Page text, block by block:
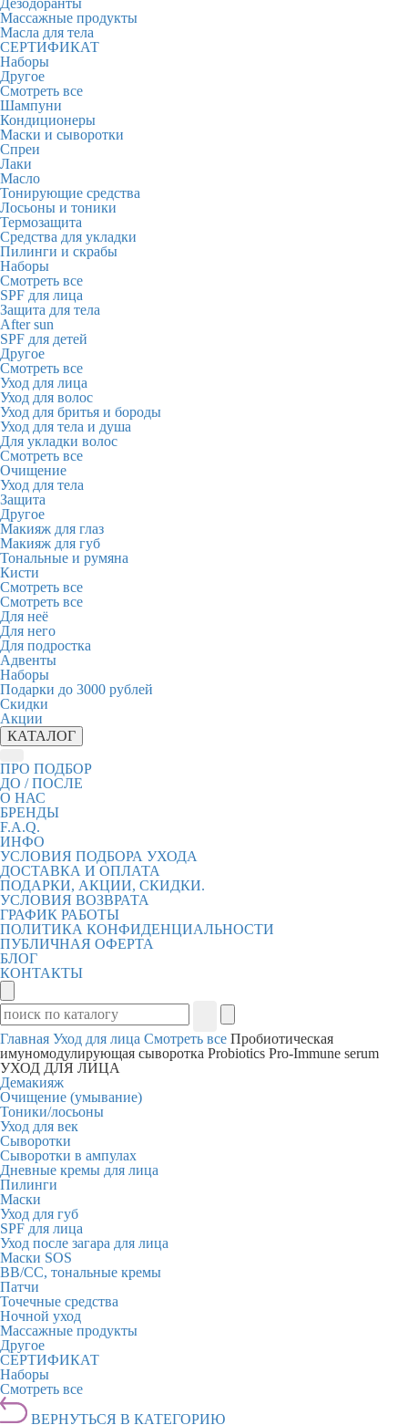
Дезодоранты
Массажные продукты
Масла для тела
СЕРТИФИКАТ
Наборы
Другое
Смотреть все
Шампуни
Кондиционеры
Маски и сыворотки
Спреи
Лаки
Масло
Тонирующие средства
Лосьоны и тоники
Термозащита
Средства для укладки
Пилинги и скрабы
Наборы
Смотреть все
SPF для лица
Защита для тела
After sun
SPF для детей
Другое
Смотреть все
Уход для лица
Уход для волос
Уход для бритья и бороды
Уход для тела и душа
Для укладки волос
Смотреть все
Очищение
Уход для тела
Защита
Другое
Макияж для глаз
Макияж для губ
Тональные и румяна
Кисти
Смотреть все
Смотреть все
Для неё
Для него
Для подростка
Адвенты
Наборы
Подарки до 3000 рублей
Скидки
Акции
КАТАЛОГ
ПРО ПОДБОР
ДО / ПОСЛЕ
О НАС
БРЕНДЫ
F.A.Q.
ИНФО
УСЛОВИЯ ПОДБОРА УХОДА
ДОСТАВКА И ОПЛАТА
ПОДАРКИ, АКЦИИ, СКИДКИ.
УСЛОВИЯ ВОЗВРАТА
ГРАФИК РАБОТЫ
ПОЛИТИКА КОНФИДЕНЦИАЛЬНОСТИ
ПУБЛИЧНАЯ ОФЕРТА
БЛОГ
КОНТАКТЫ
Главная Уход для лица Смотреть все Пробиотическая
имуномодулирующая сыворотка Probiotics Pro-Immune serum
УХОД ДЛЯ ЛИЦА
Демакияж
Очищение (умывание)
Тоники/лосьоны
Уход для век
Сыворотки
Сыворотки в ампулах
Дневные кремы для лица
Пилинги
Маски
Уход для губ
SPF для лица
Уход после загара для лица
Маски SOS
BB/CC, тональные кремы
Патчи
Точечные средства
Ночной уход
Массажные продукты
Другое
СЕРТИФИКАТ
Наборы
Смотреть все
ВЕРНУТЬСЯ В КАТЕГОРИЮ